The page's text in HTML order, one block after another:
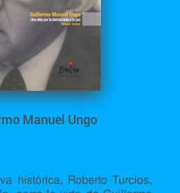
Manuel Ungo
histórica, Roberto Turcios,